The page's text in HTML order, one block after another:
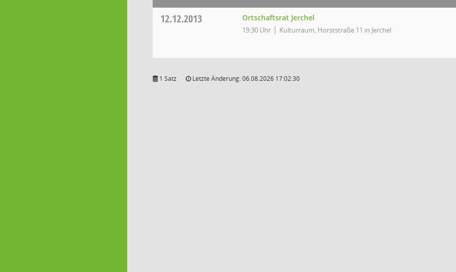
12.12.2013 Ortschaftsrat Jerchel
19:30 Uhr Kulturraum, Horststraße 11 in Jerchel
1 Satz Letzte Änderung: 06.08.2026 17:02:30